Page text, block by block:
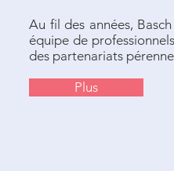
Au fil des années,
équipe de
des partenariats
Plus